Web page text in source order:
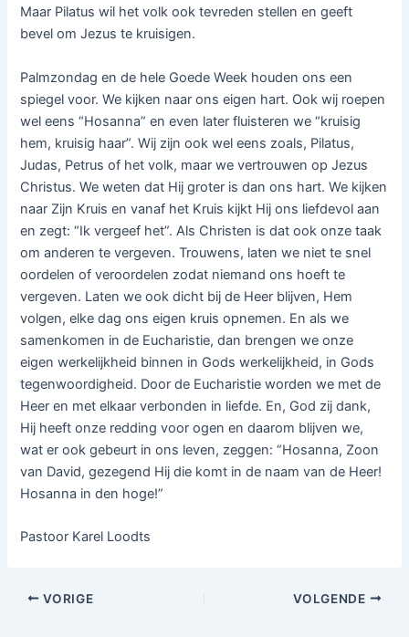
Maar Pilatus wil het volk ook tevreden stellen en geeft
bevel om Jezus te kruisigen.
Palmzondag en de hele Goede Week houden ons een
spiegel voor. We kijken naar ons eigen hart. Ook wij roepen
wel eens “Hosanna” en even later fluisteren we “kruisig
hem, kruisig haar”. Wij zijn ook wel eens zoals, Pilatus,
Judas, Petrus of het volk, maar we vertrouwen op Jezus
Christus. We weten dat Hij groter is dan ons hart. We kijken
naar Zijn Kruis en vanaf het Kruis kijkt Hij ons liefdevol aan
en zegt: “Ik vergeef het”. Als Christen is dat ook onze taak
om anderen te vergeven. Trouwens, laten we niet te snel
oordelen of veroordelen zodat niemand ons hoeft te
vergeven. Laten we ook dicht bij de Heer blijven, Hem
volgen, elke dag ons eigen kruis opnemen. En als we
samenkomen in de Eucharistie, dan brengen we onze
eigen werkelijkheid binnen in Gods werkelijkheid, in Gods
tegenwoordigheid. Door de Eucharistie worden we met de
Heer en met elkaar verbonden in liefde. En, God zij dank,
Hij heeft onze redding voor ogen en daarom blijven we,
wat er ook gebeurt in ons leven, zeggen: “Hosanna, Zoon
van David, gezegend Hij die komt in de naam van de Heer!
Hosanna in den hoge!”
Pastoor Karel Loodts
VORIGE VOLGENDE